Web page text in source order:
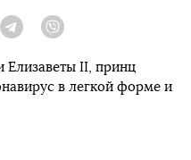
Telegram
Елизаветы II, принц
в легкой форме и